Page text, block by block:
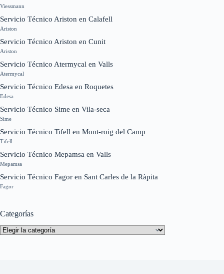
Viessmann
Servicio Técnico Ariston en Calafell
Ariston
Servicio Técnico Ariston en Cunit
Ariston
Servicio Técnico Atermycal en Valls
Atermycal
Servicio Técnico Edesa en Roquetes
Edesa
Servicio Técnico Sime en Vila-seca
Sime
Servicio Técnico Tifell en Mont-roig del Camp
Tifell
Servicio Técnico Mepamsa en Valls
Mepamsa
Servicio Técnico Fagor en Sant Carles de la Ràpita
Fagor
Categorías
Categorías